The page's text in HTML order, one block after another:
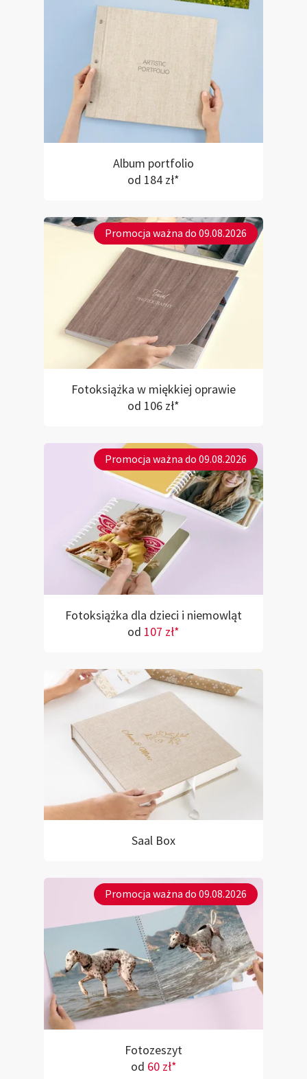
Album portfolio
od 184 zł*
Promocja ważna do 09.08.2026
Fotoksiążka w miękkiej oprawie
od 106 zł*
Promocja ważna do 09.08.2026
Fotoksiążka dla dzieci i niemowląt
od 107 zł*
Saal Box
Promocja ważna do 09.08.2026
Fotozeszyt
od 60 zł*